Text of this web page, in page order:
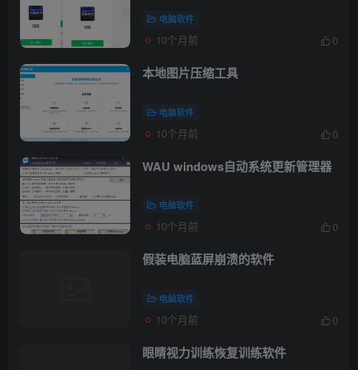
电脑软件
10个月前 0
本地图片压缩工具
电脑软件
10个月前 0
WAU windows自动系统更新管理器
电脑软件
10个月前 0
假装电脑蓝屏崩溃的软件
电脑软件
10个月前 0
眼睛视力训练恢复训练软件